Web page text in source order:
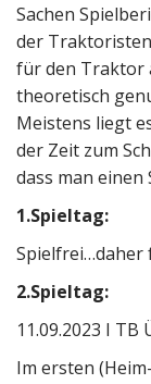
Sachen
der
für den Traktor
theoretisch
Meistens liegt
der Zeit zum
dass man
1.Spieltag:
Spielfrei…daher
2.Spieltag:
11.09.2023 I TB
Im ersten